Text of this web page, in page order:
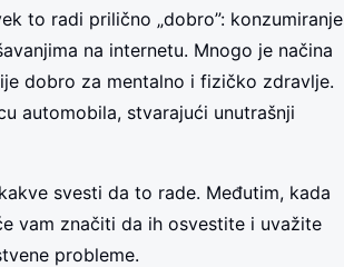
to radi prilično „dobro”: konzumiranje
na internetu. Mnogo je načina
dobro za mentalno i fizičko zdravlje.
automobila, stvarajući unutrašnji
svesti da to rade. Međutim, kada
vam značiti da ih osvestite i uvažite
probleme.